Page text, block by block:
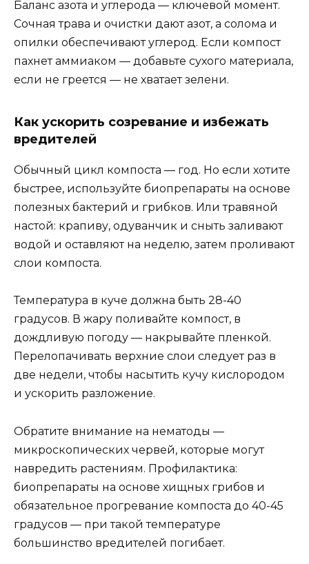
Баланс азота и углерода — ключевой момент.
Сочная трава и очистки дают азот, а солома и
опилки обеспечивают углерод. Если компост
пахнет аммиаком — добавьте сухого материала,
если не греется — не хватает зелени.
Как ускорить созревание и избежать
вредителей
Обычный цикл компоста — год. Но если хотите
быстрее, используйте биопрепараты на основе
полезных бактерий и грибков. Или травяной
настой: крапиву, одуванчик и сныть заливают
водой и оставляют на неделю, затем проливают
слои компоста.
Температура в куче должна быть 28-40
градусов. В жару поливайте компост, в
дождливую погоду — накрывайте пленкой.
Перелопачивать верхние слои следует раз в
две недели, чтобы насытить кучу кислородом
и ускорить разложение.
Обратите внимание на нематоды —
микроскопических червей, которые могут
навредить растениям. Профилактика:
биопрепараты на основе хищных грибов и
обязательное прогревание компоста до 40-45
градусов — при такой температуре
большинство вредителей погибает.